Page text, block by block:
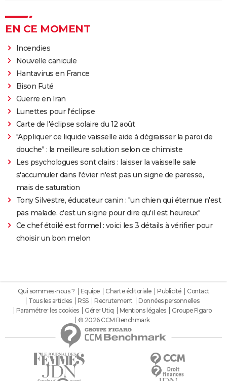
EN CE MOMENT
Incendies
Nouvelle canicule
Hantavirus en France
Bison Futé
Guerre en Iran
Lunettes pour l'éclipse
Carte de l'éclipse solaire du 12 août
"Appliquer ce liquide vaisselle aide à dégraisser la paroi de
douche" : la meilleure solution selon ce chimiste
Les psychologues sont clairs : laisser la vaisselle sale
s'accumuler dans l'évier n'est pas un signe de paresse,
mais de saturation
Tony Silvestre, éducateur canin : "un chien qui éternue n'est
pas malade, c'est un signe pour dire qu'il est heureux"
Ce chef étoilé est formel : voici les 3 détails à vérifier pour
choisir un bon melon
Qui sommes-nous ? Equipe Charte éditoriale Publicité
Contact
Tous les articles
RSS Recrutement
Données personnelles
Paramétrer les cookies
Gérer Utiq Mentions légales
Groupe Figaro
© 2026 CCM Benchmark